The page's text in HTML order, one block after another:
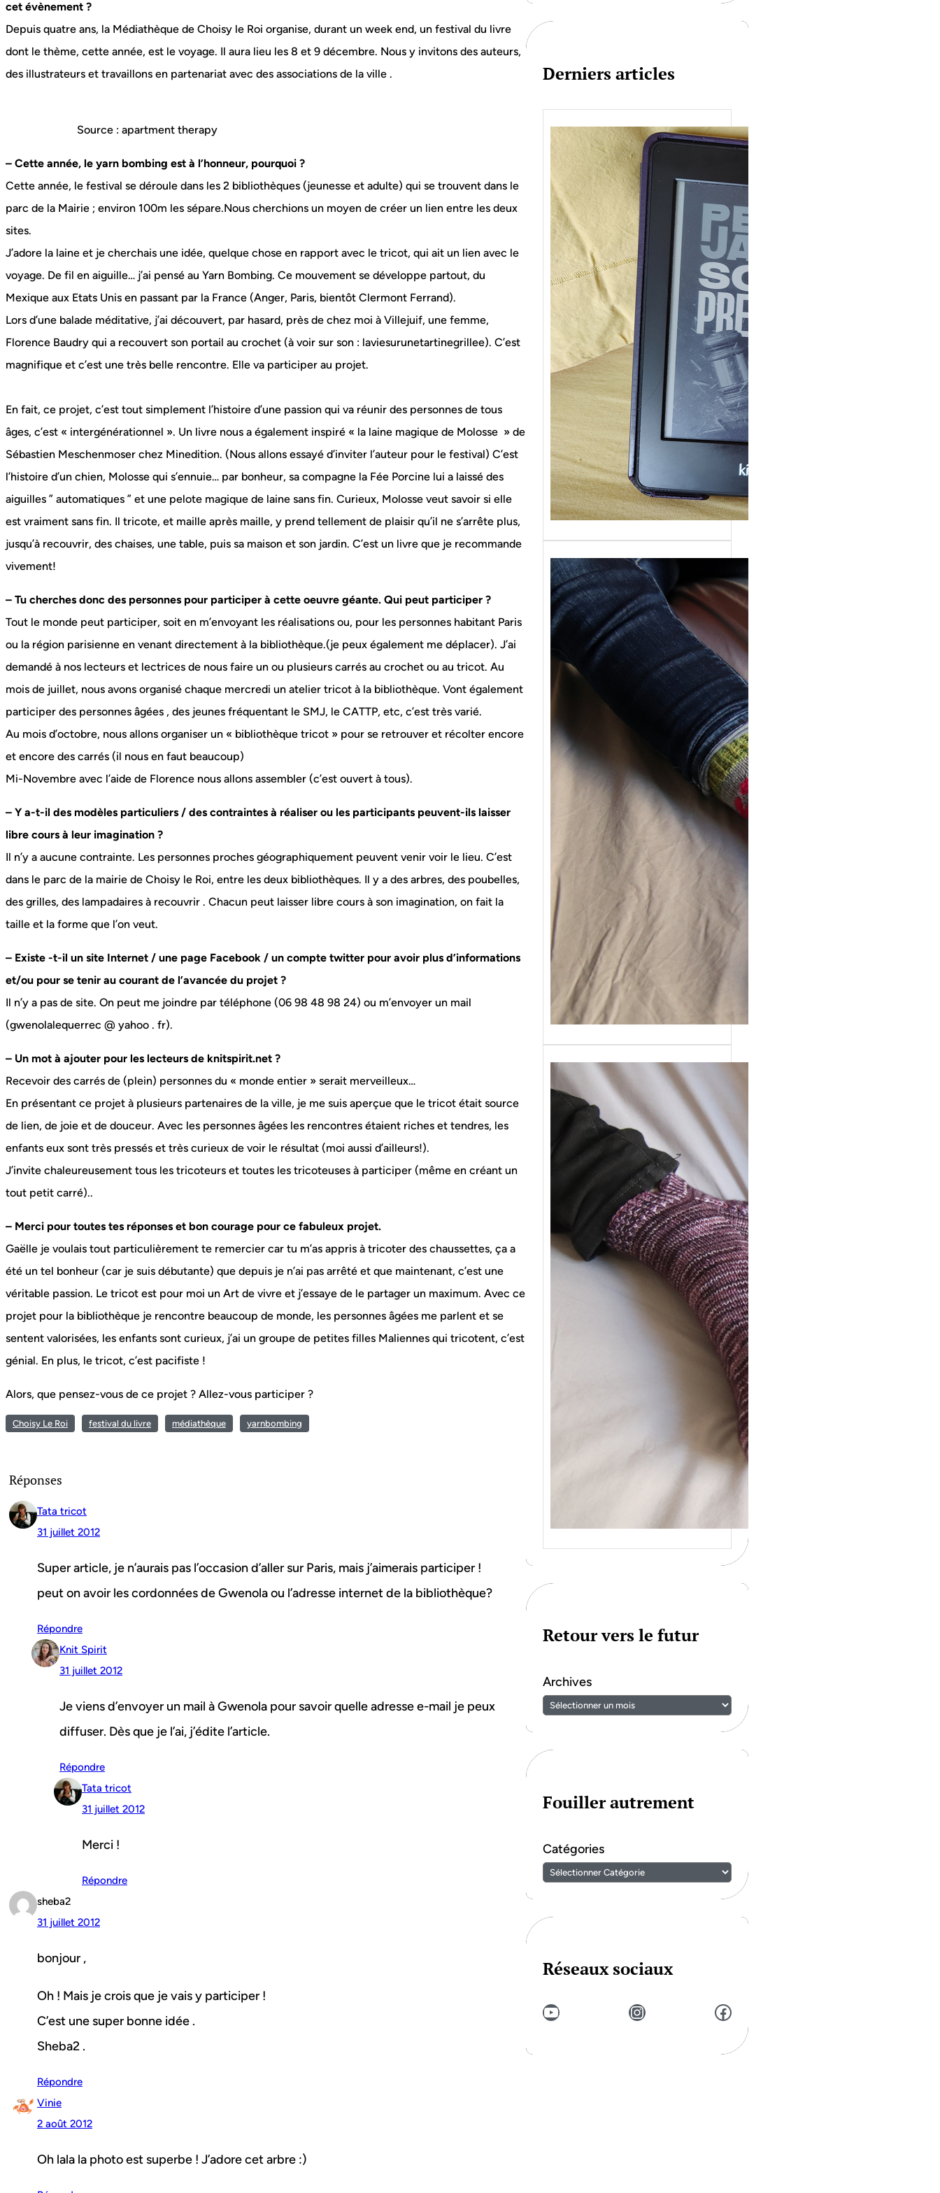
cet évènement ?
Depuis quatre ans, la Médiathèque de Choisy le Roi organise, durant un week end, un festival du livre
dont le thème, cette année, est le voyage. Il aura lieu les 8 et 9 décembre. Nous y invitons des auteurs,
des illustrateurs et travaillons en partenariat avec des associations de la ville .
Source : apartment therapy
– Cette année, le yarn bombing est à l’honneur, pourquoi ?
Cette année, le festival se déroule dans les 2 bibliothèques (jeunesse et adulte) qui se trouvent dans le
parc de la Mairie ; environ 100m les sépare.Nous cherchions un moyen de créer un lien entre les deux
sites.
J’adore la laine et je cherchais une idée, quelque chose en rapport avec le tricot, qui ait un lien avec le
voyage. De fil en aiguille… j’ai pensé au Yarn Bombing. Ce mouvement se développe partout, du
Mexique aux Etats Unis en passant par la France (Anger, Paris, bientôt Clermont Ferrand).
Lors d’une balade méditative, j’ai découvert, par hasard, près de chez moi à Villejuif, une femme,
Florence Baudry qui a recouvert son portail au crochet (à voir sur son : laviesurunetartinegrillee). C’est
magnifique et c’est une très belle rencontre. Elle va participer au projet.
En fait, ce projet, c’est tout simplement l’histoire d’une passion qui va réunir des personnes de tous
âges, c’est « intergénérationnel ». Un livre nous a également inspiré « la laine magique de Molosse » de
Sébastien Meschenmoser chez Minedition. (Nous allons essayé d’inviter l’auteur pour le festival) C’est
l’histoire d’un chien, Molosse qui s’ennuie… par bonheur, sa compagne la Fée Porcine lui a laissé des
aiguilles ” automatiques ” et une pelote magique de laine sans fin. Curieux, Molosse veut savoir si elle
est vraiment sans fin. Il tricote, et maille après maille, y prend tellement de plaisir qu’il ne s’arrête plus,
jusqu’à recouvrir, des chaises, une table, puis sa maison et son jardin. C’est un livre que je recommande
vivement!
– Tu cherches donc des personnes pour participer à cette oeuvre géante. Qui peut participer ?
Tout le monde peut participer, soit en m’envoyant les réalisations ou, pour les personnes habitant Paris
ou la région parisienne en venant directement à la bibliothèque.(je peux également me déplacer). J’ai
demandé à nos lecteurs et lectrices de nous faire un ou plusieurs carrés au crochet ou au tricot. Au
mois de juillet, nous avons organisé chaque mercredi un atelier tricot à la bibliothèque. Vont également
participer des personnes âgées , des jeunes fréquentant le SMJ, le CATTP, etc, c’est très varié.
Au mois d’octobre, nous allons organiser un « bibliothèque tricot » pour se retrouver et récolter encore
et encore des carrés (il nous en faut beaucoup)
Mi-Novembre avec l’aide de Florence nous allons assembler (c’est ouvert à tous).
– Y a-t-il des modèles particuliers / des contraintes à réaliser ou les participants peuvent-ils laisser
libre cours à leur imagination ?
Il n’y a aucune contrainte. Les personnes proches géographiquement peuvent venir voir le lieu. C’est
dans le parc de la mairie de Choisy le Roi, entre les deux bibliothèques. Il y a des arbres, des poubelles,
des grilles, des lampadaires à recouvrir . Chacun peut laisser libre cours à son imagination, on fait la
taille et la forme que l’on veut.
– Existe -t-il un site Internet / une page Facebook / un compte twitter pour avoir plus d’informations
et/ou pour se tenir au courant de l’avancée du projet ?
Il n’y a pas de site. On peut me joindre par téléphone (06 98 48 98 24) ou m’envoyer un mail
(gwenolalequerrec @ yahoo . fr).
– Un mot à ajouter pour les lecteurs de knitspirit.net ?
Recevoir des carrés de (plein) personnes du « monde entier » serait merveilleux…
En présentant ce projet à plusieurs partenaires de la ville, je me suis aperçue que le tricot était source
de lien, de joie et de douceur. Avec les personnes âgées les rencontres étaient riches et tendres, les
enfants eux sont très pressés et très curieux de voir le résultat (moi aussi d’ailleurs!).
J’invite chaleureusement tous les tricoteurs et toutes les tricoteuses à participer (même en créant un
tout petit carré)..
– Merci pour toutes tes réponses et bon courage pour ce fabuleux projet.
Gaëlle je voulais tout particulièrement te remercier car tu m’as appris à tricoter des chaussettes, ça a
été un tel bonheur (car je suis débutante) que depuis je n’ai pas arrêté et que maintenant, c’est une
véritable passion. Le tricot est pour moi un Art de vivre et j’essaye de le partager un maximum. Avec ce
projet pour la bibliothèque je rencontre beaucoup de monde, les personnes âgées me parlent et se
sentent valorisées, les enfants sont curieux, j’ai un groupe de petites filles Maliennes qui tricotent, c’est
génial. En plus, le tricot, c’est pacifiste !
Alors, que pensez-vous de ce projet ? Allez-vous participer ?
Choisy Le Roi festival du livre médiathèque yarnbombing
Réponses
Tata tricot
31 juillet 2012
Super article, je n’aurais pas l’occasion d’aller sur Paris, mais j’aimerais participer !
peut on avoir les cordonnées de Gwenola ou l’adresse internet de la bibliothèque?
Répondre
Knit Spirit
31 juillet 2012
Je viens d’envoyer un mail à Gwenola pour savoir quelle adresse e-mail je peux
diffuser. Dès que je l’ai, j’édite l’article.
Répondre
Tata tricot
31 juillet 2012
Merci !
Répondre
sheba2
31 juillet 2012
bonjour ,
Oh ! Mais je crois que je vais y participer !
C’est une super bonne idée .
Sheba2 .
Répondre
Vinie
2 août 2012
Oh lala la photo est superbe ! J’adore cet arbre :)
h
Derniers articles
Je bouquine #149
Sans grande surprise, j’ai
replongé dans la série
« Roy Grace »…
{Tricot} Flower
power socks
Ce patron a été
initialement créé pour les
membres de…
{Tricot} Le défi 2026 :
Je tricote mes
socquettes
C’est la 4ème année
consécutive que
j’organise un défi de…
Retour vers le futur
Archives
Fouiller autrement
Catégories
Réseaux sociaux
YouTube Instagram Facebook